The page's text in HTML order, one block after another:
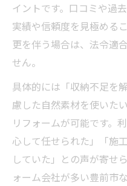
イントです。口コミや過
実績や信頼度を見極める
更を伴う場合は、法令適
せん。
具体的には「収納不足を
慮した自然素材を使いた
リフォームが可能です。
心して任せられた」「施
していた」との声が寄せ
ォーム会社が多い豊前市